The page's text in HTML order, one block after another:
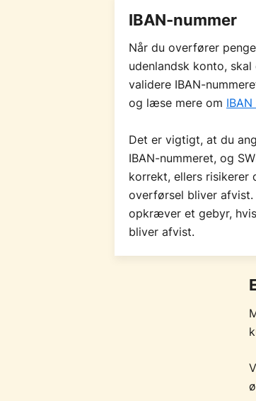
IBAN-nummer
Når du overfører
udenlandsk konto, skal
validere IBAN-
og læse mere om
Det er vigtigt, at du
IBAN-nummeret, og
korrekt, ellers risikerer
overførsel bliver afvist.
opkræver et gebyr,
bliver afvist.